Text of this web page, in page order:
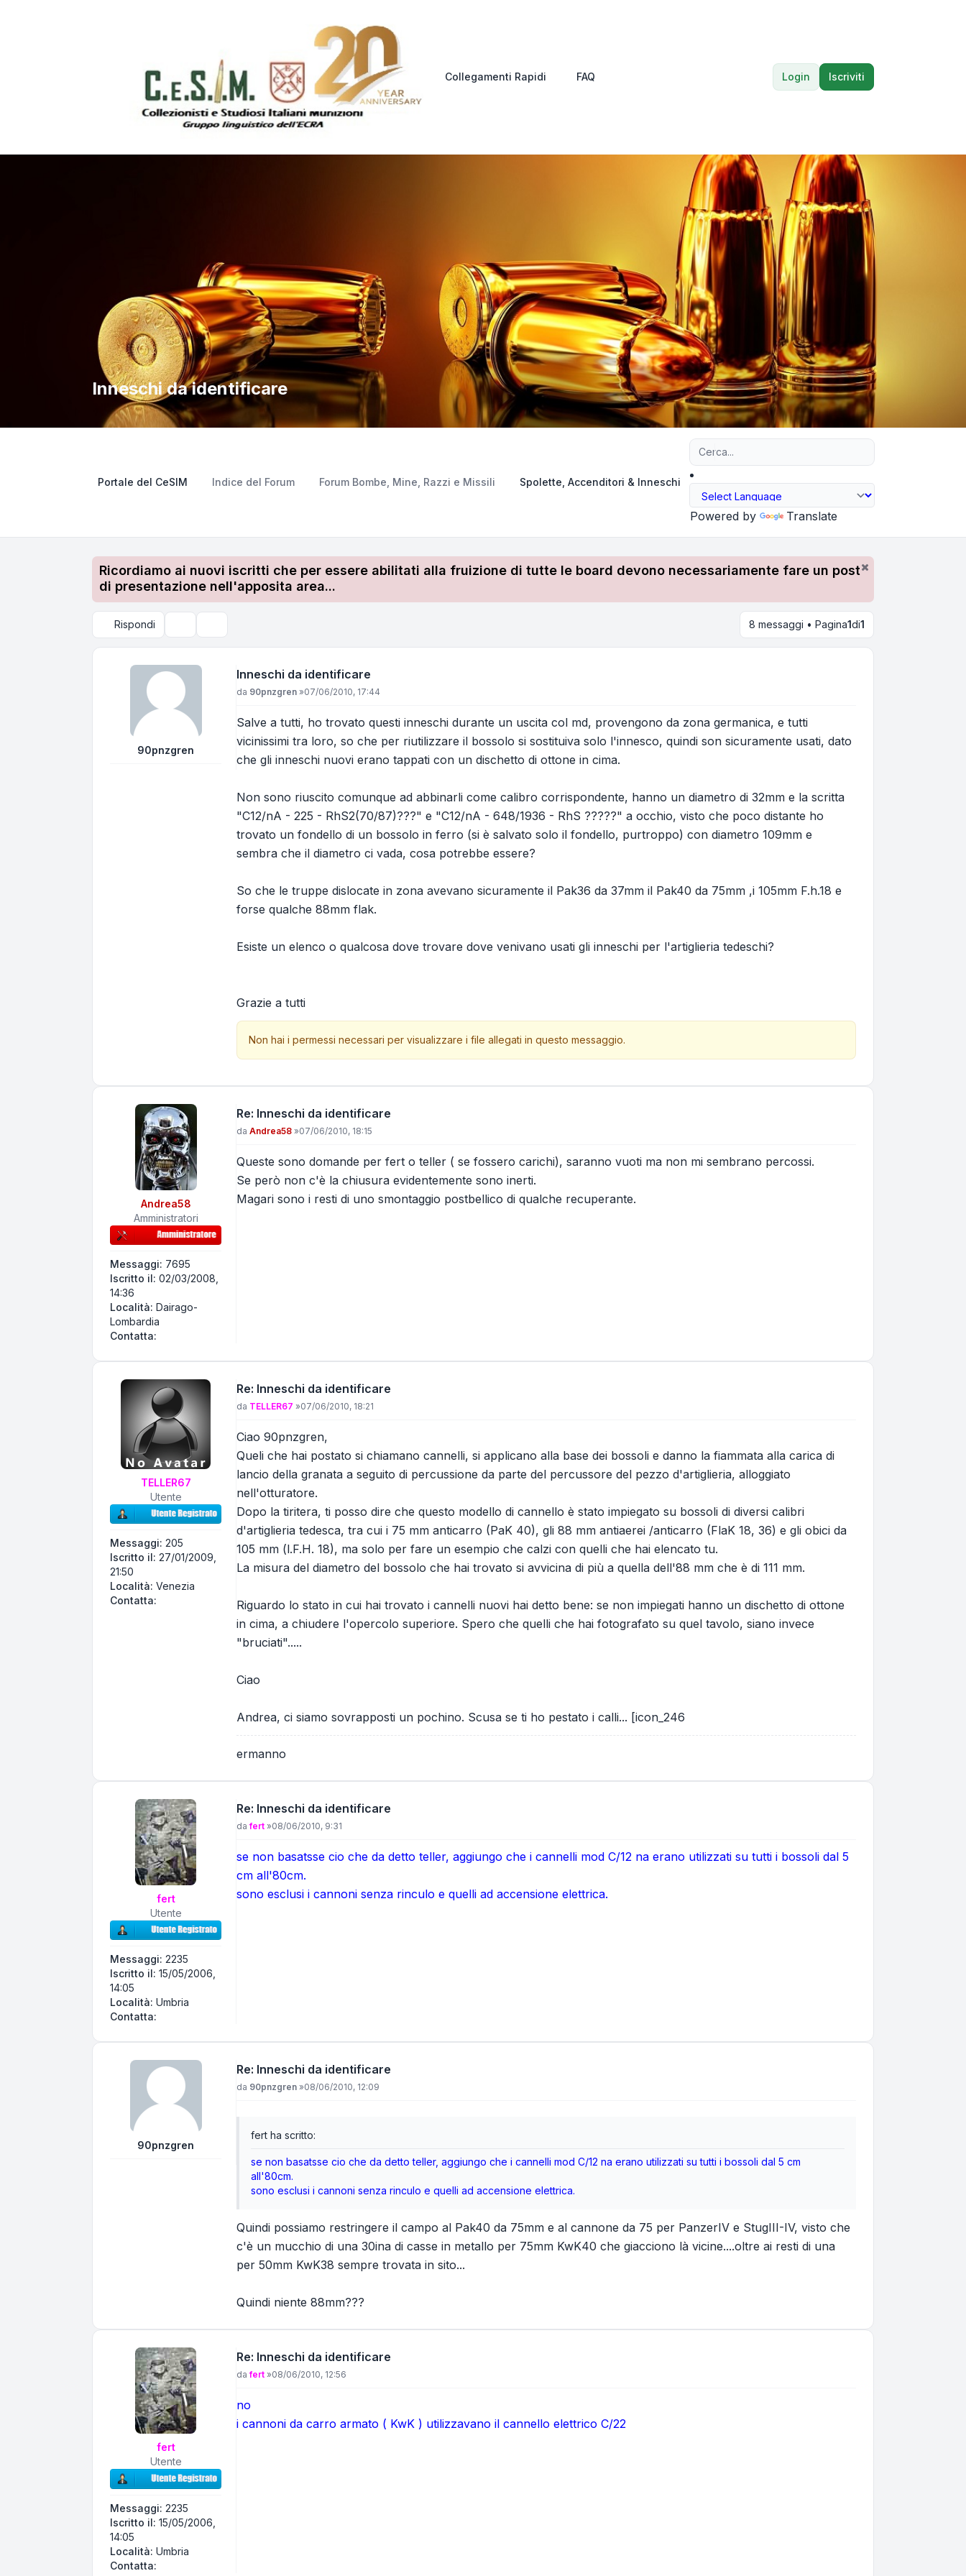
Collegamenti Rapidi FAQ Login Iscriviti
Inneschi da identificare
Portale del CeSIM Indice del Forum Forum Bombe, Mine, Razzi e Missili Spolette, Accenditori & Inneschi
Powered by Translate
Ricordiamo ai nuovi iscritti che per essere abilitati alla fruizione di tutte le board devono necessariamente fare un post
di presentazione nell'apposita area...
Rispondi 8 messaggi • Pagina1di1
90pnzgren
Inneschi da identificare
Messaggio
da 90pnzgren »07/06/2010, 17:44
Salve a tutti, ho trovato questi inneschi durante un uscita col md, provengono da zona germanica, e tutti
vicinissimi tra loro, so che per riutilizzare il bossolo si sostituiva solo l'innesco, quindi son sicuramente usati, dato
che gli inneschi nuovi erano tappati con un dischetto di ottone in cima.
Non sono riuscito comunque ad abbinarli come calibro corrispondente, hanno un diametro di 32mm e la scritta
"C12/nA - 225 - RhS2(70/87)???" e "C12/nA - 648/1936 - RhS ?????" a occhio, visto che poco distante ho
trovato un fondello di un bossolo in ferro (si è salvato solo il fondello, purtroppo) con diametro 109mm e
sembra che il diametro ci vada, cosa potrebbe essere?
So che le truppe dislocate in zona avevano sicuramente il Pak36 da 37mm il Pak40 da 75mm ,i 105mm F.h.18 e
forse qualche 88mm flak.
Esiste un elenco o qualcosa dove trovare dove venivano usati gli inneschi per l'artiglieria tedeschi?
Grazie a tutti
Non hai i permessi necessari per visualizzare i file allegati in questo messaggio.
Andrea58
Amministratori
Messaggi: 7695
Iscritto il: 02/03/2008,
14:36
Località: Dairago-
Lombardia
Contatta:
Re: Inneschi da identificare
Messaggio
da Andrea58 »07/06/2010, 18:15
Queste sono domande per fert o teller ( se fossero carichi), saranno vuoti ma non mi sembrano percossi.
Se però non c'è la chiusura evidentemente sono inerti.
Magari sono i resti di uno smontaggio postbellico di qualche recuperante.
TELLER67
Utente
Messaggi: 205
Iscritto il: 27/01/2009,
21:50
Località: Venezia
Contatta:
Contatta TELLER67
Re: Inneschi da identificare
Messaggio
da TELLER67 »07/06/2010, 18:21
Ciao 90pnzgren,
Queli che hai postato si chiamano cannelli, si applicano alla base dei bossoli e danno la fiammata alla carica di
lancio della granata a seguito di percussione da parte del percussore del pezzo d'artiglieria, alloggiato
nell'otturatore.
Dopo la tiritera, ti posso dire che questo modello di cannello è stato impiegato su bossoli di diversi calibri
d'artiglieria tedesca, tra cui i 75 mm anticarro (PaK 40), gli 88 mm antiaerei /anticarro (FlaK 18, 36) e gli obici da
105 mm (l.F.H. 18), ma solo per fare un esempio che calzi con quelli che hai elencato tu.
La misura del diametro del bossolo che hai trovato si avvicina di più a quella dell'88 mm che è di 111 mm.
Riguardo lo stato in cui hai trovato i cannelli nuovi hai detto bene: se non impiegati hanno un dischetto di ottone
in cima, a chiudere l'opercolo superiore. Spero che quelli che hai fotografato su quel tavolo, siano invece
"bruciati".....
Ciao
Andrea, ci siamo sovrapposti un pochino. Scusa se ti ho pestato i calli... [icon_246
ermanno
fert
Utente
Messaggi: 2235
Iscritto il: 15/05/2006,
14:05
Località: Umbria
Contatta:
Re: Inneschi da identificare
Messaggio
dafert »08/06/2010, 9:31
se non basatsse cio che da detto teller, aggiungo che i cannelli mod C/12 na erano utilizzati su tutti i bossoli dal 5
cm all'80cm.
sono esclusi i cannoni senza rinculo e quelli ad accensione elettrica.
90pnzgren
Re: Inneschi da identificare
Messaggio
da 90pnzgren »08/06/2010, 12:09
fert ha scritto:
se non basatsse cio che da detto teller, aggiungo che i cannelli mod C/12 na erano utilizzati su tutti i bossoli dal 5 cm
all'80cm.
sono esclusi i cannoni senza rinculo e quelli ad accensione elettrica.
Quindi possiamo restringere il campo al Pak40 da 75mm e al cannone da 75 per PanzerIV e StugIII-IV, visto che
c'è un mucchio di una 30ina di casse in metallo per 75mm KwK40 che giacciono là vicine....oltre ai resti di una
per 50mm KwK38 sempre trovata in sito...
Quindi niente 88mm???
fert
Utente
Messaggi: 2235
Iscritto il: 15/05/2006,
14:05
Località: Umbria
Contatta:
Re: Inneschi da identificare
Messaggio
dafert »08/06/2010, 12:56
no
i cannoni da carro armato ( KwK ) utilizzavano il cannello elettrico C/22